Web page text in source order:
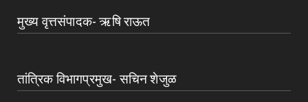
मुख्य वृत्तसंपादक- ऋषि राऊत
तांत्रिक विभागप्रमुख- सचिन शेजुळ